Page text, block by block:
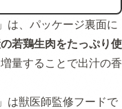
は、パッケージ裏面に
若鶏生肉をたっぷり使
量することで出汁の香
は獣医師監修フードで